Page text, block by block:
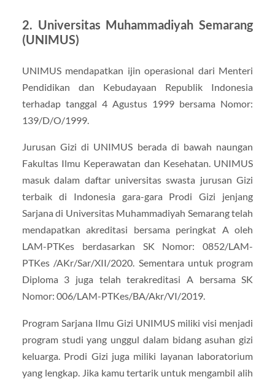
2. Universitas Muhammadiyah Semarang
(UNIMUS)
UNIMUS mendapatkan ijin operasional dari Menteri
Pendidikan dan Kebudayaan Republik Indonesia
terhadap tanggal 4 Agustus 1999 bersama Nomor:
139/D/O/1999.
Jurusan Gizi di UNIMUS berada di bawah naungan
Fakultas Ilmu Keperawatan dan Kesehatan. UNIMUS
masuk dalam daftar universitas swasta jurusan Gizi
terbaik di Indonesia gara-gara Prodi Gizi jenjang
Sarjana di Universitas Muhammadiyah Semarang telah
mendapatkan akreditasi bersama peringkat A oleh
LAM-PTKes berdasarkan SK Nomor: 0852/LAM-
PTKes /AKr/Sar/XII/2020. Sementara untuk program
Diploma 3 juga telah terakreditasi A bersama SK
Nomor: 006/LAM-PTKes/BA/Akr/VI/2019.
Program Sarjana Ilmu Gizi UNIMUS miliki visi menjadi
program studi yang unggul dalam bidang asuhan gizi
keluarga. Prodi Gizi juga miliki layanan laboratorium
yang lengkap. Jika kamu tertarik untuk mengambil alih